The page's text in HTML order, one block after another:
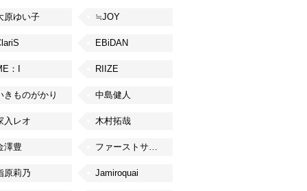
原ゆい子 ≒JOY
EBiDAN
：I RIIZE
きものがかり 中島健人
入レオ 木村拓哉
澤豊 ファーストサマーウイカ
原莉乃 Jamiroquai